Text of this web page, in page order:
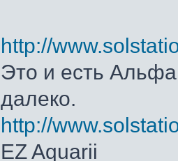
http://
Это и есть
далеко.
http://
EZ Aquarii